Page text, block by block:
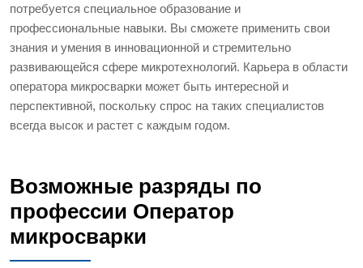
потребуется специальное образование и
профессиональные навыки. Вы сможете применить свои
знания и умения в инновационной и стремительно
развивающейся сфере микротехнологий. Карьера в области
оператора микросварки может быть интересной и
перспективной, поскольку спрос на таких специалистов
всегда высок и растет с каждым годом.
Возможные разряды по
профессии Оператор
микросварки